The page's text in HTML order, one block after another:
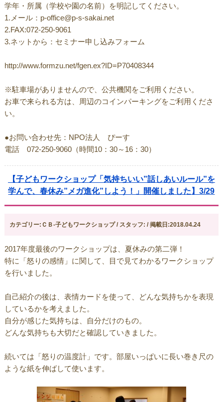
学年・所属（学校や園の名前）を明記してください。
1.メール：p-office@p-s-sakai.net
2.FAX:072-250-9061
3.ネットから：セミナー申し込みフォーム
http://www.formzu.net/fgen.ex?ID=P70408344
※駐車場がありませんので、公共機関をご利用ください。
お車で来られる方は、周辺のコインパーキングをご利用くださ
い。
●お問い合わせ先：NPO法人 ぴーす
電話 072-250-9060（時間10：30～16：30）
【子どもワークショップ「気持ちいい”話しあいルール”を
学んで、春休み”メガ進化”しよう！」開催しました】3/29
カテゴリー:ＣＢ-子どもワークショップ / スタッフ: / 掲載日:2018.04.24
2017年度最後のワークショップは、夏休みの第二弾！
特に「怒りの感情」に関して、目で見てわかるワークショップ
を行いました。
自己紹介の後は、表情カードを使って、どんな気持ちかを表現
しているかを考えました。
自分が感じた気持ちは、自分だけのもの。
どんな気持ちも大切だと確認していきました。
続いては「怒りの温度計」です。部屋いっぱいに長い巻き尺の
ような紙を伸ばして使います。